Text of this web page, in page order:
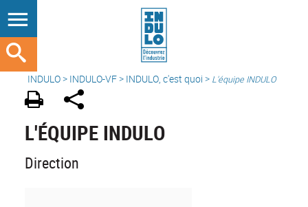
INDULO> INDULO-VF> INDULO, c'est quoi > L'équipe INDULO
L'ÉQUIPE INDULO
Direction